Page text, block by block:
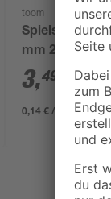
toom
Spielsand
mm 25 kg
3,49
0,14 € / Kilogramm